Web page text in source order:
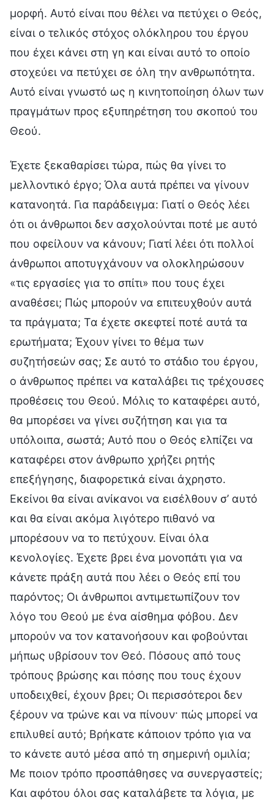
μορφή. Αυτό είναι που θέλει να πετύχει ο Θεός,
είναι ο τελικός στόχος ολόκληρου του έργου
που έχει κάνει στη γη και είναι αυτό το οποίο
στοχεύει να πετύχει σε όλη την ανθρωπότητα.
Αυτό είναι γνωστό ως η κινητοποίηση όλων των
πραγμάτων προς εξυπηρέτηση του σκοπού του
Θεού.
Έχετε ξεκαθαρίσει τώρα, πώς θα γίνει το
μελλοντικό έργο; Όλα αυτά πρέπει να γίνουν
κατανοητά. Για παράδειγμα: Γιατί ο Θεός λέει
ότι οι άνθρωποι δεν ασχολούνται ποτέ με αυτό
που οφείλουν να κάνουν; Γιατί λέει ότι πολλοί
άνθρωποι αποτυγχάνουν να ολοκληρώσουν
«τις εργασίες για το σπίτι» που τους έχει
αναθέσει; Πώς μπορούν να επιτευχθούν αυτά
τα πράγματα; Τα έχετε σκεφτεί ποτέ αυτά τα
ερωτήματα; Έχουν γίνει το θέμα των
συζητήσεών σας; Σε αυτό το στάδιο του έργου,
ο άνθρωπος πρέπει να καταλάβει τις τρέχουσες
προθέσεις του Θεού. Μόλις το καταφέρει αυτό,
θα μπορέσει να γίνει συζήτηση και για τα
υπόλοιπα, σωστά; Αυτό που ο Θεός ελπίζει να
καταφέρει στον άνθρωπο χρήζει ρητής
επεξήγησης, διαφορετικά είναι άχρηστο.
Εκείνοι θα είναι ανίκανοι να εισέλθουν σ’ αυτό
και θα είναι ακόμα λιγότερο πιθανό να
μπορέσουν να το πετύχουν. Είναι όλα
κενολογίες. Έχετε βρει ένα μονοπάτι για να
κάνετε πράξη αυτά που λέει ο Θεός επί του
παρόντος; Οι άνθρωποι αντιμετωπίζουν τον
λόγο του Θεού με ένα αίσθημα φόβου. Δεν
μπορούν να τον κατανοήσουν και φοβούνται
μήπως υβρίσουν τον Θεό. Πόσους από τους
τρόπους βρώσης και πόσης που τους έχουν
υποδειχθεί, έχουν βρει; Οι περισσότεροι δεν
ξέρουν να τρώνε και να πίνουν· πώς μπορεί να
επιλυθεί αυτό; Βρήκατε κάποιον τρόπο για να
το κάνετε αυτό μέσα από τη σημερινή ομιλία;
Με ποιον τρόπο προσπάθησες να συνεργαστείς;
Και αφότου όλοι σας καταλάβετε τα λόγια, με